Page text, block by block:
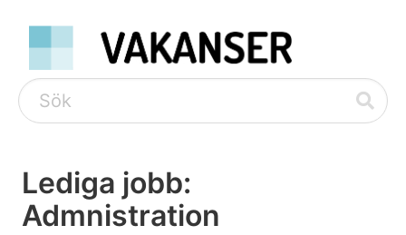
Lediga jobb:
Admnistration